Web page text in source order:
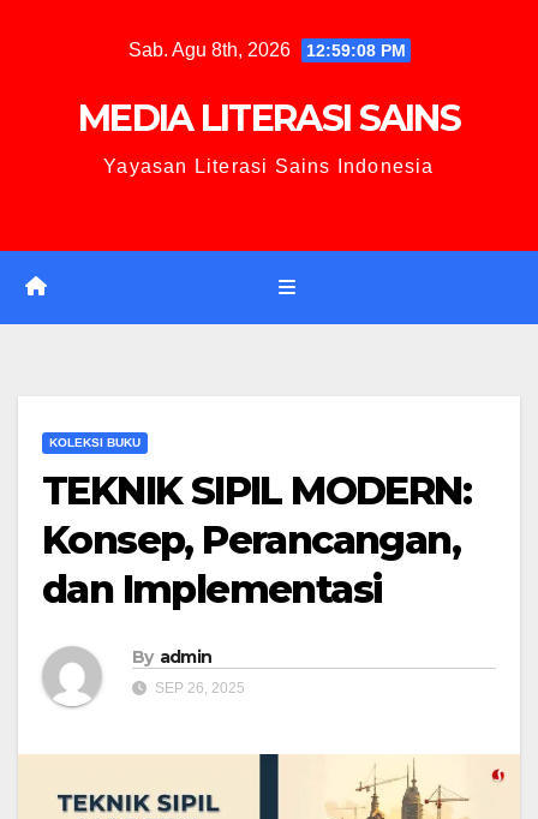
Sab. Agu 8th, 2026 12:59:09 PM
MEDIA LITERASI SAINS
Yayasan Literasi Sains Indonesia
KOLEKSI BUKU
TEKNIK SIPIL MODERN:
Konsep, Perancangan,
dan Implementasi
By admin
SEP 26, 2025